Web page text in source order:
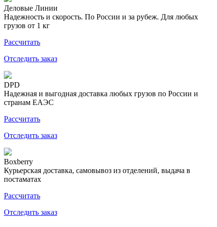
Деловые Линии
Надежность и скорость. По России и за рубеж. Для любых
грузов от 1 кг
Рассчитать
Отследить заказ
DPD
Надежная и выгодная доставка любых грузов по России и
странам ЕАЭС
Рассчитать
Отследить заказ
Boxberry
Курьерская доставка, самовывоз из отделений, выдача в
постаматах
Рассчитать
Отследить заказ